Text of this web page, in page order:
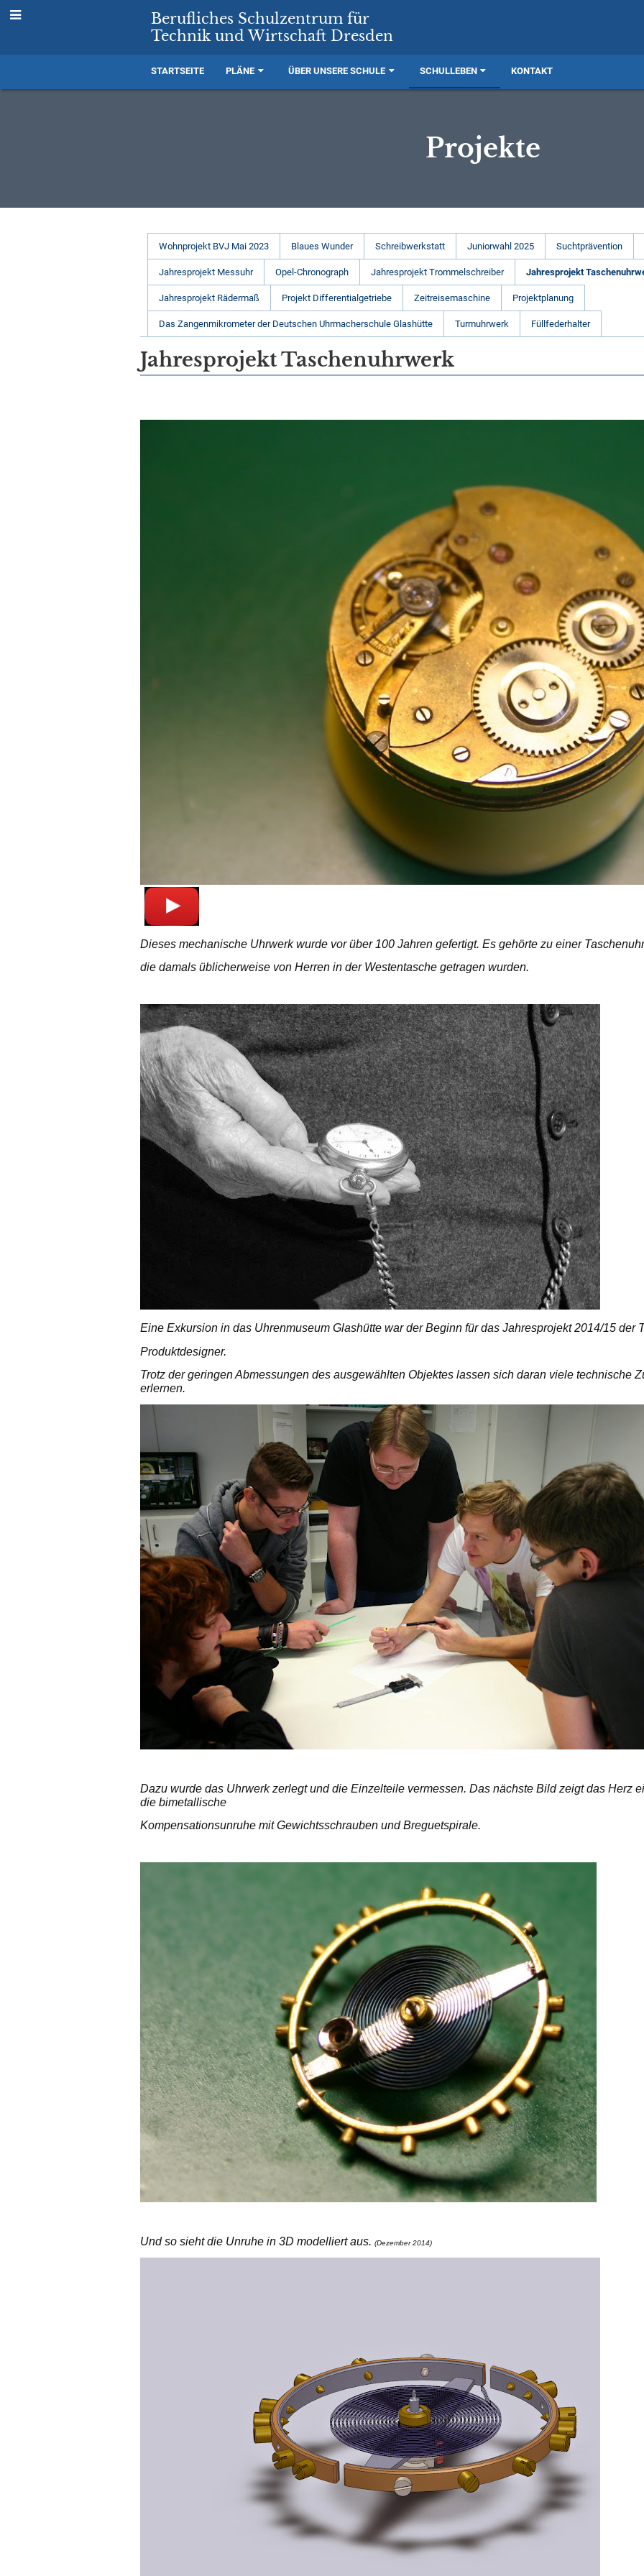
Berufliches Schulzentrum für
Technik und Wirtschaft Dresden
STARTSEITE PLÄNE ÜBER UNSERE SCHULE SCHULLEBEN KONTAKT
Projekte
Wohnprojekt BVJ Mai 2023 Blaues Wunder Schreibwerkstatt Juniorwahl 2025 Suchtprävention
Jahresprojekt Messuhr Opel-Chronograph Jahresprojekt Trommelschreiber Jahresprojekt
Jahresprojekt Rädermaß Projekt Differentialgetriebe Zeitreisemaschine Projektplanung
Das Zangenmikrometer der Deutschen Uhrmacherschule Glashütte Turmuhrwerk Füllfederhalter
Jahresprojekt Taschenuhrwerk
Dieses mechanische Uhrwerk wurde vor über 100 Jahren gefertigt. Es gehörte zu einer
die damals üblicherweise von Herren in der Westentasche getragen wurden.
Eine Exkursion in das Uhrenmuseum Glashütte war der Beginn für das Jahresprojekt 2014/15 der
Produktdesigner.
Trotz der geringen Abmessungen des ausgewählten Objektes lassen sich daran viele technische
erlernen.
Dazu wurde das Uhrwerk zerlegt und die Einzelteile vermessen. Das nächste Bild zeigt das Herz
die bimetallische
Kompensationsunruhe mit Gewichtsschrauben und Breguetspirale.
Und so sieht die Unruhe in 3D modelliert aus.(Dezember 2014)